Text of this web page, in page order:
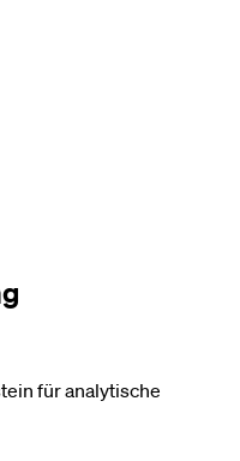
für analytische